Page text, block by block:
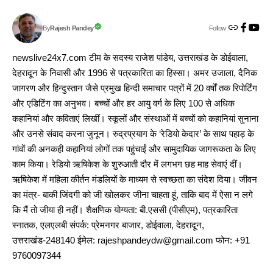
ByRajesh Pandey Follow:
newslive24x7.com टीम के सदस्य राजेश पांडेय, उत्तराखंड के डोईवाला,
देहरादून के निवासी और 1996 से पत्रकारिता का हिस्सा। अमर उजाला, दैनिक
जागरण और हिन्दुस्तान जैसे प्रमुख हिन्दी समाचार पत्रों में 20 वर्षों तक रिपोर्टिंग
और एडिटिंग का अनुभव। बच्चों और हर आयु वर्ग के लिए 100 से अधिक
कहानियां और कविताएं लिखीं। स्कूलों और संस्थाओं में बच्चों को कहानियां सुनाना
और उनसे संवाद करना जुनून। रुद्रप्रयाग के ‘रेडियो केदार’ के साथ पहाड़ के
गांवों की अनकही कहानियां लोगों तक पहुंचाईं और सामुदायिक जागरूकता के लिए
काम किया। रेडियो ऋषिकेश के शुरुआती दौर में लगभग छह माह सेवाएं दीं।
ऋषिकेश में महिला कीर्तन मंडलियों के माध्यम से स्वच्छता का संदेश दिया। जीवन
का मंत्र- बाकी जिंदगी को जी खोलकर जीना चाहता हूं, ताकि बाद में ऐसा न लगे
कि मैं तो जीया ही नहीं। शैक्षणिक योग्यता: बी.एससी (पीसीएम), पत्रकारिता
स्नातक, एलएलबी संपर्क: प्रेमनगर बाजार, डोईवाला, देहरादून,
उत्तराखंड-248140 ईमेल: rajeshpandeydw@gmail.com फोन: +91
9760097344